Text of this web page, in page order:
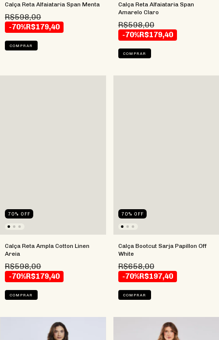
Calça Reta Alfaiataria Span Menta
R$598,00
-70%R$179,40
COMPRAR
Calça Reta Alfaiataria Span
Amarelo Claro
R$598,00
-70%R$179,40
COMPRAR
70% OFF
Calça Reta Ampla Cotton Linen
Areia
R$598,00
-70%R$179,40
COMPRAR
70% OFF
Calça Bootcut Sarja Papillon Off
White
R$658,00
-70%R$197,40
COMPRAR